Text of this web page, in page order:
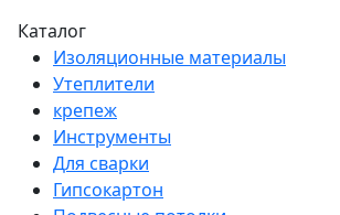
Каталог
Изоляционные материалы
Утеплители
крепеж
Инструменты
Для сварки
Гипсокартон